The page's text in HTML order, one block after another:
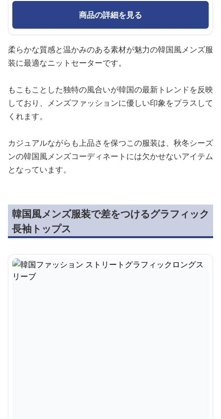
商品の詳細を見る
柔らかな質感と温かみのある素材が魅力の韓国風メンズ服
装に最適なニットセーターです。
もこもことした独特の風合いが韓国の最新トレンドを反映
しており、メンズファッションに優しい印象をプラスして
くれます。
カジュアルながらも上品さを保つこの服装は、秋冬シーズ
ンの韓国風メンズコーディネートには欠かせないアイテム
となっています。
韓国風メンズ服装で差をつけるグラフィック
長袖トップス